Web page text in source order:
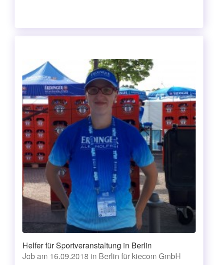
Helfer für Sportveranstaltung in Berlin
Job am 16.09.2018 in Berlin für kiecom GmbH